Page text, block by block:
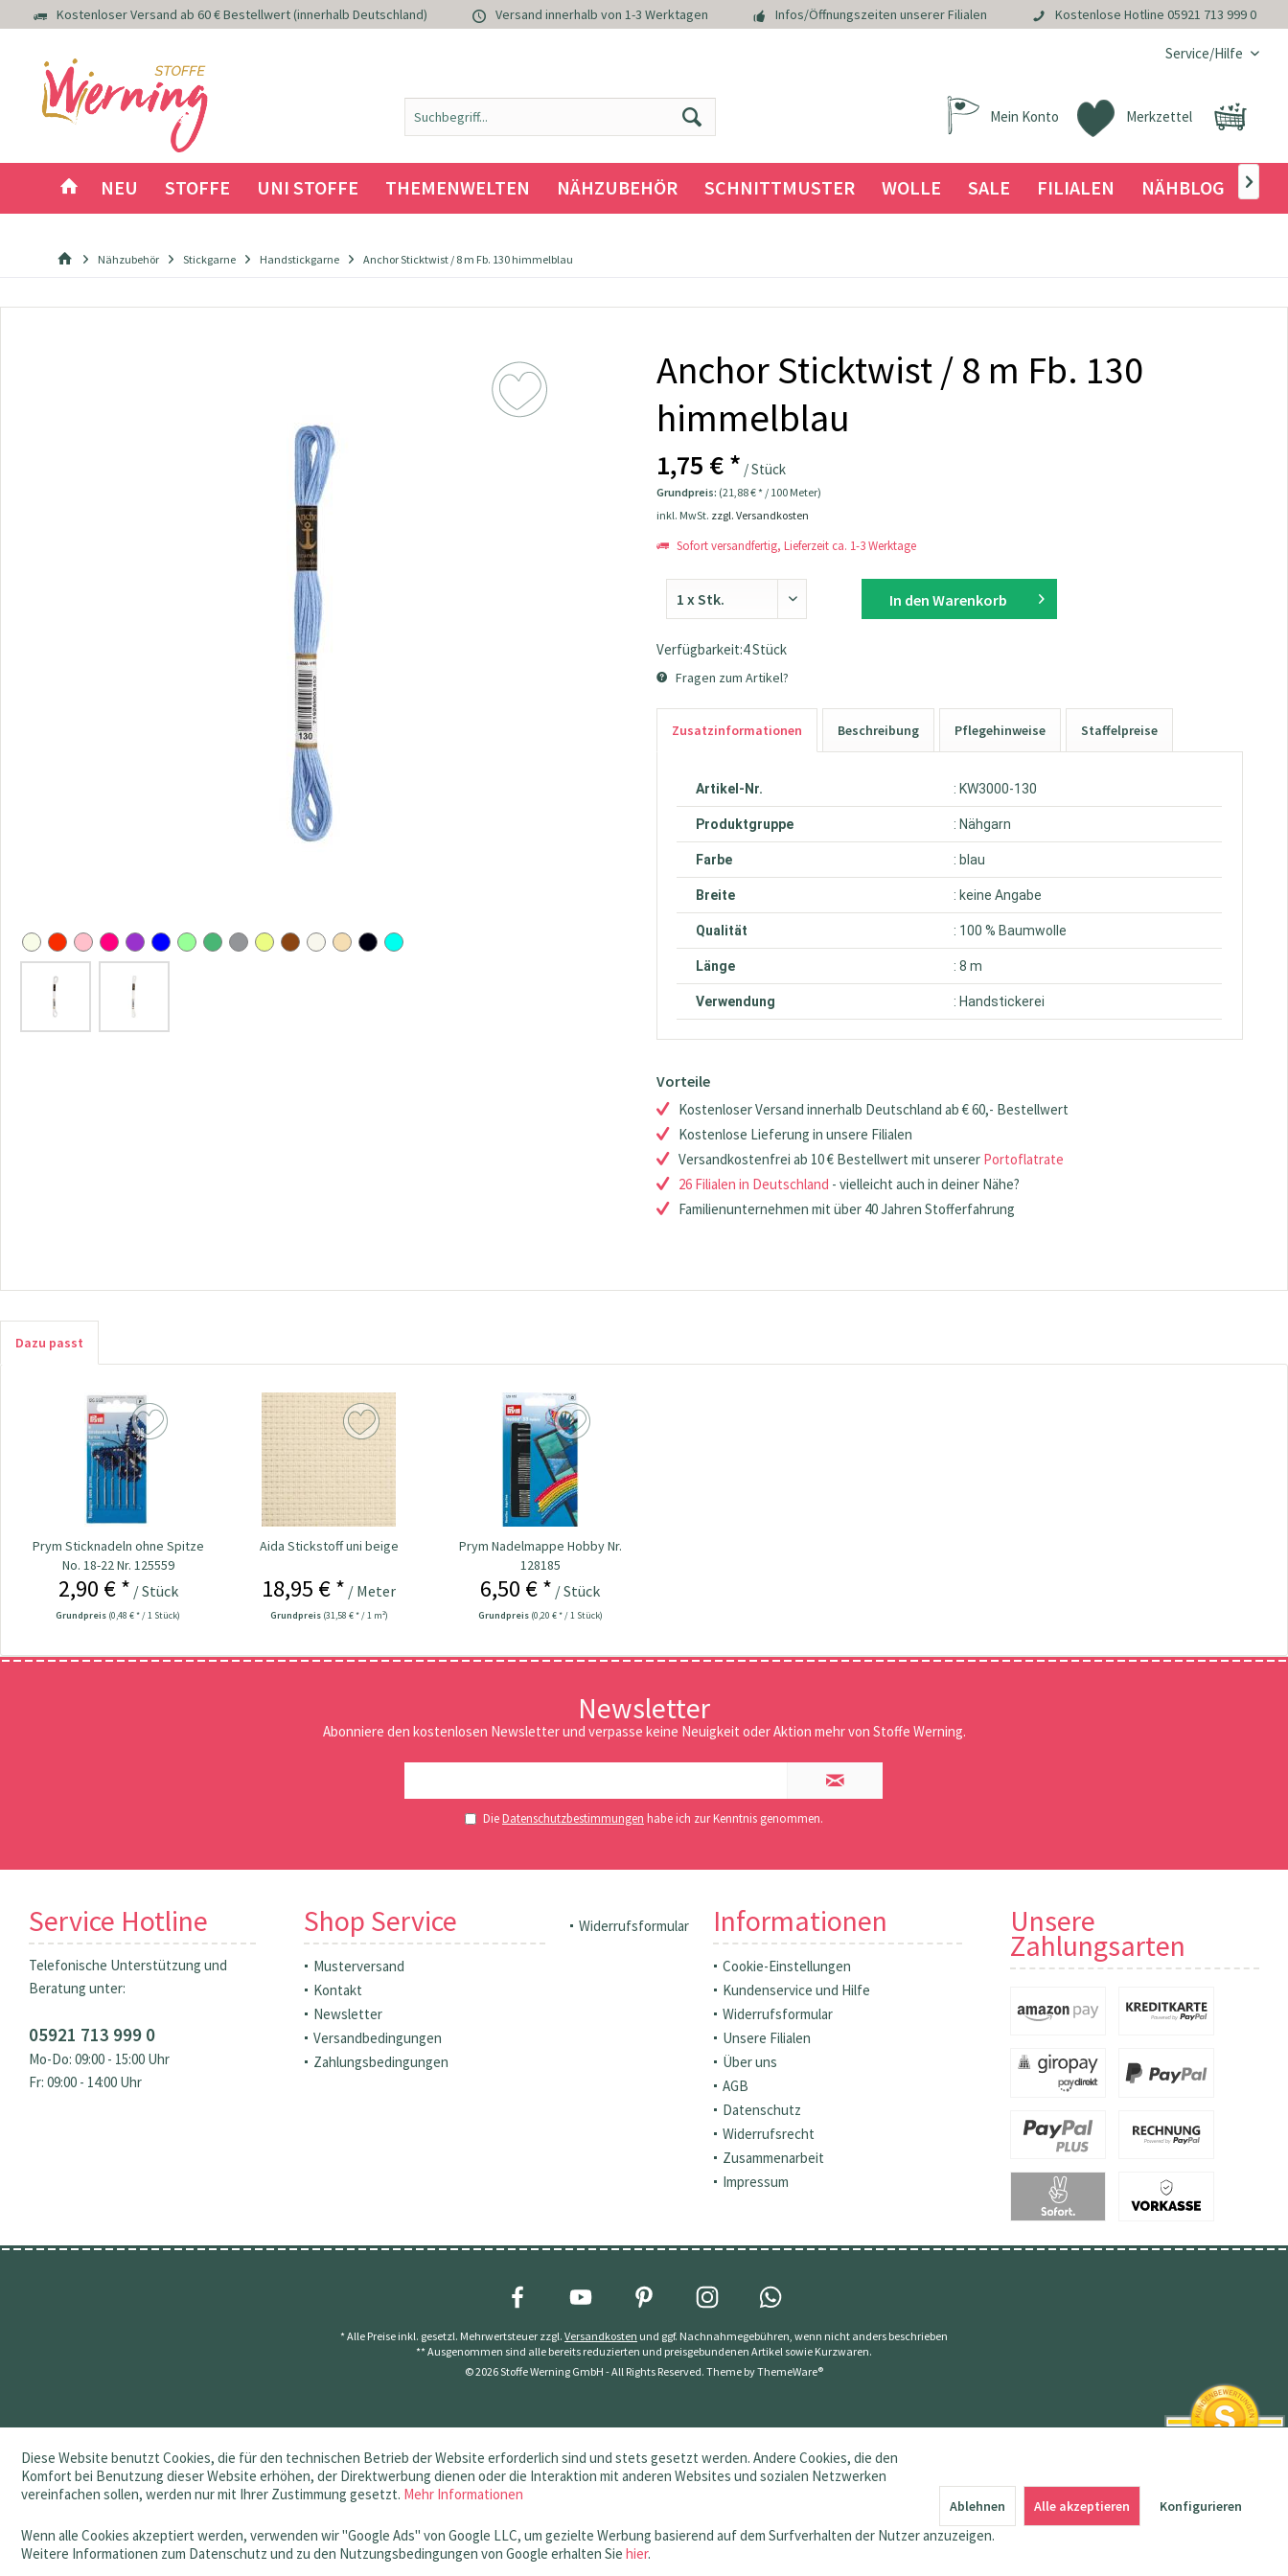
Kostenloser Versand ab 60 € Bestellwert (innerhalb Deutschland) Versand innerhalb von 1-3 Werktagen Infos/Öffnungszeiten unserer Filialen Kostenlose Hotline 05921 713 999 0
Service/Hilfe
Merkzettel
Mein Konto
NEU STOFFE UNI STOFFE THEMENWELTEN NÄHZUBEHÖR SCHNITTMUSTER WOLLE SALE FILIALEN NÄHBLOG 
Nähzubehör Stickgarne Handstickgarne Anchor Sticktwist / 8 m Fb. 130 himmelblau
Anchor Sticktwist / 8 m Fb. 130
himmelblau
1,75 € * / Stück
Grundpreis: (21,88 € * / 100 Meter)
inkl. MwSt. zzgl. Versandkosten
Sofort versandfertig, Lieferzeit ca. 1-3 Werktage
In den Warenkorb
Verfügbarkeit:4 Stück
Fragen zum Artikel?
Zusatzinformationen Beschreibung Pflegehinweise Staffelpreise
Artikel-Nr. : KW3000-130
Produktgruppe : Nähgarn
Farbe : blau
Breite : keine Angabe
Qualität : 100 % Baumwolle
Länge : 8 m
Verwendung : Handstickerei
Vorteile
Kostenloser Versand innerhalb Deutschland ab € 60,- Bestellwert
Kostenlose Lieferung in unsere Filialen
Versandkostenfrei ab 10 € Bestellwert mit unserer Portoflatrate
26 Filialen in Deutschland - vielleicht auch in deiner Nähe?
Familienunternehmen mit über 40 Jahren Stofferfahrung
Dazu passt
Prym Sticknadeln ohne Spitze
No. 18-22 Nr. 125559
2,90 € * / Stück
Grundpreis (0,48 € * / 1 Stück)
Aida Stickstoff uni beige
18,95 € * / Meter
Grundpreis (31,58 € * / 1 m²)
Prym Nadelmappe Hobby Nr.
128185
6,50 € * / Stück
Grundpreis (0,20 € * / 1 Stück)
Newsletter
Abonniere den kostenlosen Newsletter und verpasse keine Neuigkeit oder Aktion mehr von Stoffe Werning.
DieDatenschutzbestimmungen habe ich zur Kenntnis genommen.
Service Hotline
Telefonische Unterstützung und
Beratung unter:
05921 713 999 0
Mo-Do: 09:00 - 15:00 Uhr
Fr: 09:00 - 14:00 Uhr
Shop Service
Musterversand
Kontakt
Newsletter
Versandbedingungen
Zahlungsbedingungen
Widerrufsformular Informationen
Cookie-Einstellungen
Kundenservice und Hilfe
Widerrufsformular
Unsere Filialen
Über uns
AGB
Datenschutz
Widerrufsrecht
Zusammenarbeit
Impressum
Unsere
Zahlungsarten
* Alle Preise inkl. gesetzl. Mehrwertsteuer zzgl. Versandkosten und ggf. Nachnahmegebühren, wenn nicht anders beschrieben
** Ausgenommen sind alle bereits reduzierten und preisgebundenen Artikel sowie Kurzwaren.
© 2026 Stoffe Werning GmbH - All Rights Reserved. Theme byThemeWare®
Diese Website benutzt Cookies, die für den technischen Betrieb der Website erforderlich sind und stets gesetzt werden. Andere Cookies, die den
Komfort bei Benutzung dieser Website erhöhen, der Direktwerbung dienen oder die Interaktion mit anderen Websites und sozialen Netzwerken
vereinfachen sollen, werden nur mit Ihrer Zustimmung gesetzt. Mehr Informationen
Wenn alle Cookies akzeptiert werden, verwenden wir "Google Ads" von Google LLC, um gezielte Werbung basierend auf dem Surfverhalten der Nutzer anzuzeigen.
Weitere Informationen zum Datenschutz und zu den Nutzungsbedingungen von Google erhalten Sie hier.
Ablehnen Alle akzeptieren Konfigurieren
aus 145 Bewertungen